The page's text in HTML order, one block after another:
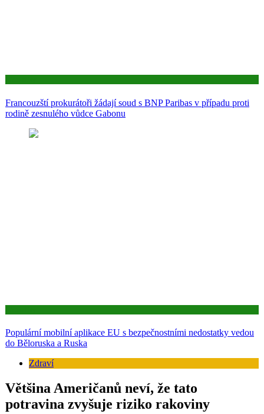
Francouzští prokurátoři žádají soud s BNP Paribas v případu proti
rodině zesnulého vůdce Gabonu
Populární mobilní aplikace EU s bezpečnostními nedostatky vedou
do Běloruska a Ruska
Zdraví
Většina Američanů neví, že tato
potravina zvyšuje riziko rakoviny